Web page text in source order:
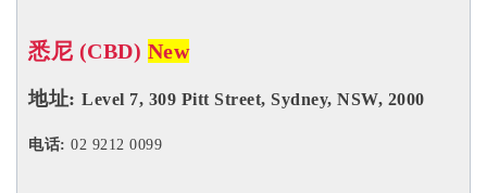
悉尼 (CBD) New
地址: Level 7, 309 Pitt Street, Sydney, NSW, 2000
电话: 02 9212 0099